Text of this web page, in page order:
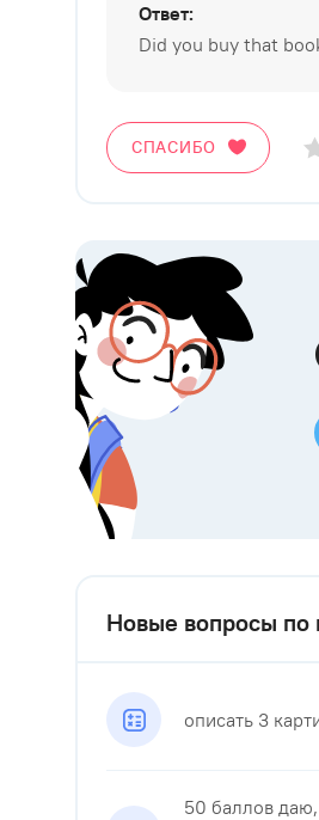
Ответ:
Did you buy that
СПАСИБО
Новые вопросы по
описать 3
50 баллов